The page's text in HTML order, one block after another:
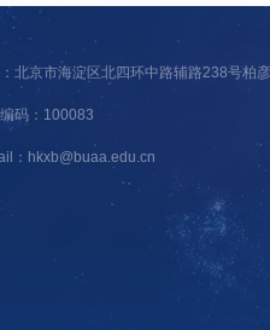
北京市海淀区北四环中路辅路238号柏
码：100083
：hkxb@buaa.edu.cn